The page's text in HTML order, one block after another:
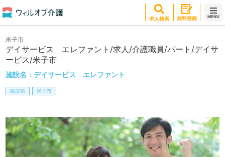
求人検索 無料登録 MENU
デイサービス エレファント/求人/介護職員/パート/デイサ
ービス/米子市
施設名：デイサービス エレファント
米子市
鳥取県 米子市